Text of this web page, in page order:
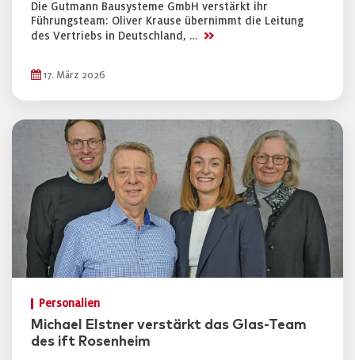
Die Gutmann Bausysteme GmbH verstärkt ihr
Führungsteam: Oliver Krause übernimmt die Leitung
des Vertriebs in Deutschland, … >>
17. März 2026
Personalien
Michael Elstner verstärkt das Glas-Team
des ift Rosenheim